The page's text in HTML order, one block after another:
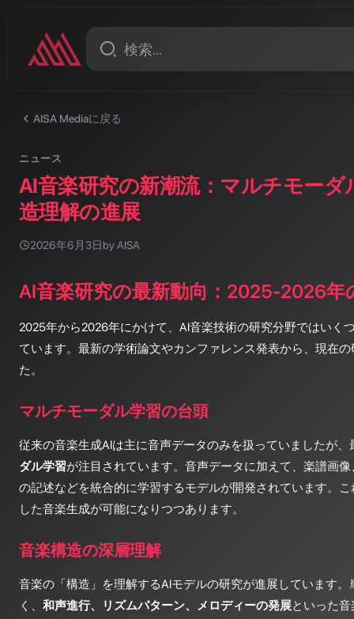
AISA Mediaに戻る
ニュース
AI音楽研究の新潮流：マルチモーダ
造理解の進展
2026年6月3日 by AISA
AI音楽研究の最新動向：2025-2026年
2025年から2026年にかけて、AI音楽技術の研究分野ではいく
ています。最新の学術論文やカンファレンス発表から、現在
た。
マルチモーダル学習の台頭
従来の音楽生成AIは主に音声データのみを扱っていましたが、
ダル学習が注目されています。音声データに加えて、楽譜画
の記述などを統合的に学習するモデルが開発されています。
した音楽生成が可能になりつつあります。
音楽構造の深層理解
音楽の「構造」を理解するAIモデルの研究が進展しています
く、 和声進行、リズムパターン、メロディーの発展といった